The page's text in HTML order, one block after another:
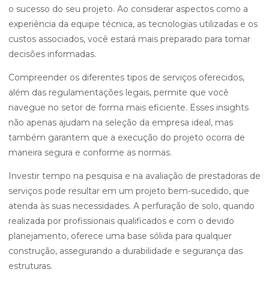
o sucesso do seu projeto. Ao considerar aspectos como a
experiência da equipe técnica, as tecnologias utilizadas e os
custos associados, você estará mais preparado para tomar
decisões informadas.
Compreender os diferentes tipos de serviços oferecidos,
além das regulamentações legais, permite que você
navegue no setor de forma mais eficiente. Esses insights
não apenas ajudam na seleção da empresa ideal, mas
também garantem que a execução do projeto ocorra de
maneira segura e conforme as normas.
Investir tempo na pesquisa e na avaliação de prestadoras de
serviços pode resultar em um projeto bem-sucedido, que
atenda às suas necessidades. A perfuração de solo, quando
realizada por profissionais qualificados e com o devido
planejamento, oferece uma base sólida para qualquer
construção, assegurando a durabilidade e segurança das
estruturas.